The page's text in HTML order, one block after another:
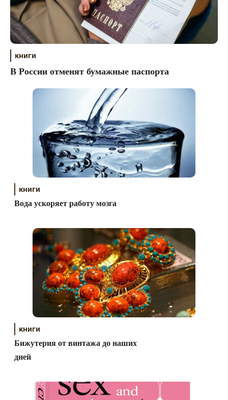
книги
В России отменят бумажные паспорта
книги
Вода ускоряет работу мозга
книги
Бижутерия от винтажа до наших
дней